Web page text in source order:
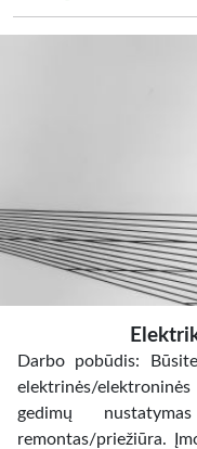
Darbo pobūdis:
elektrinės/
gedimų
remontas/priežiūra.